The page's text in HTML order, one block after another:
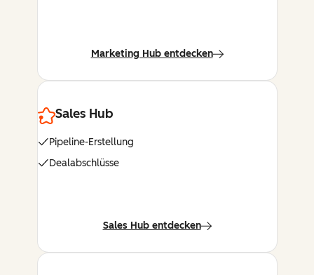
Marketing Hub entdecken
Sales Hub
Pipeline-Erstellung
Dealabschlüsse
Sales Hub entdecken